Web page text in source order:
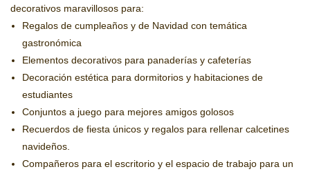
decorativos maravillosos para:
Regalos de cumpleaños y de Navidad con temática
gastronómica
Elementos decorativos para panaderías y cafeterías
Decoración estética para dormitorios y habitaciones de
estudiantes
Conjuntos a juego para mejores amigos golosos
Recuerdos de fiesta únicos y regalos para rellenar calcetines
navideños.
Compañeros para el escritorio y el espacio de trabajo para un